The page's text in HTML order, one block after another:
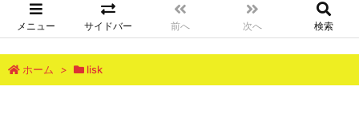
メニュー サイドバー 前へ 次へ 検索
ホーム > lisk